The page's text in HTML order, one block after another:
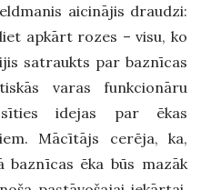
aicinājis draudzi:
apkārt rozes – visu, ko
satraukts par baznīcas
varas funkcionāru
idejas par ēkas
Mācītājs cerēja, ka,
baznīcas ēka būs mazāk